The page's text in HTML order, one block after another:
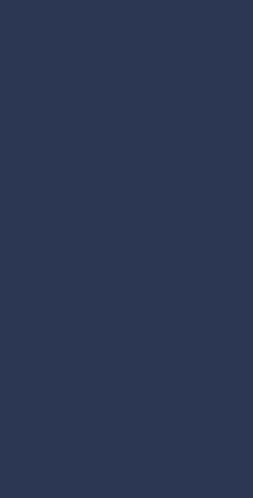
aux
En
durable qui
offrir robustesse,
et aux rigueurs
de panneaux
des
et facile
particulière
qualité et
conditions souvent